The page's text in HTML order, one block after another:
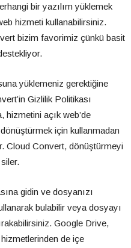
bir yazılım yüklemek
hizmeti kullanabilirsiniz.
bizim favorimiz çünkü basit
yüklemeniz gerektiğine
Gizlilik Politikası
hizmetini açık web’de
için kullanmadan
Cloud Convert, dönüştürmeyi
gidin ve dosyanızı
bulabilir veya dosyayı
Google Drive,
de içe